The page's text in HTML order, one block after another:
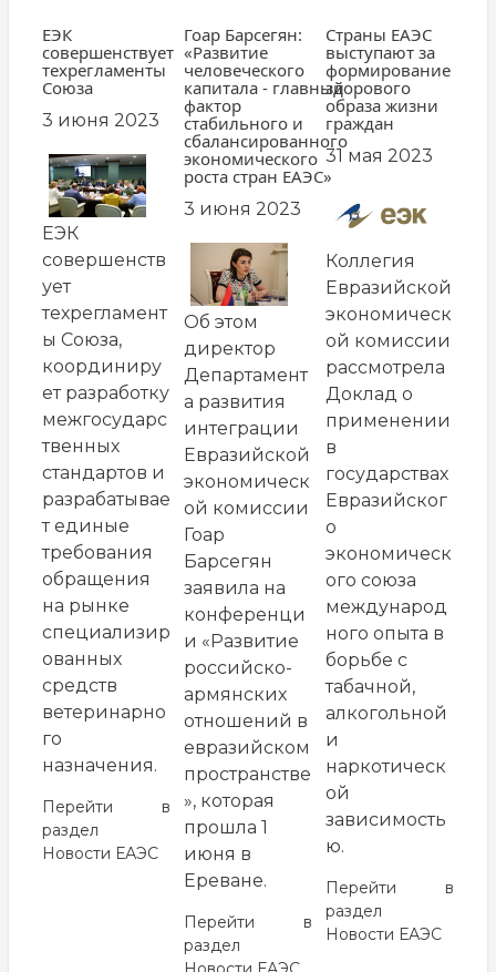
ЕЭК
совершенствует
техрегламенты
Союза
3 июня 2023
ЕЭК
совершенств
ует
техрегламент
ы Союза,
координиру
ет разработку
межгосударс
твенных
стандартов и
разрабатывае
т единые
требования
обращения
на рынке
специализир
ованных
средств
ветеринарно
го
назначения.
Перейти в
раздел
Новости ЕАЭС
Гоар Барсегян:
«Развитие
человеческого
капитала - главный
фактор
стабильного и
сбалансированного
экономического
роста стран ЕАЭС»
3 июня 2023
Об этом
директор
Департамент
а развития
интеграции
Евразийской
экономическ
ой комиссии
Гоар
Барсегян
заявила на
конференци
и «Развитие
российско-
армянских
отношений в
евразийском
пространстве
», которая
прошла 1
июня в
Ереване.
Перейти в
раздел
Страны ЕАЭС
выступают за
формирование
здорового
образа жизни
граждан
31 мая 2023
Коллегия
Евразийской
экономическ
ой комиссии
рассмотрела
Доклад о
применении
в
государствах
Евразийског
о
экономическ
ого союза
международ
ного опыта в
борьбе с
табачной,
алкогольной
и
наркотическ
ой
зависимость
ю.
Перейти в
раздел
Новости ЕАЭС